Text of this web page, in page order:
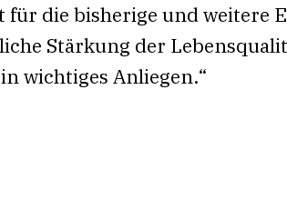
die bisherige und weitere
Stärkung der
wichtiges Anliegen.“